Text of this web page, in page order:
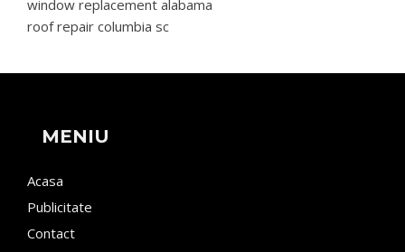
window replacement alabama
roof repair columbia sc
MENIU
Acasa
Publicitate
Contact